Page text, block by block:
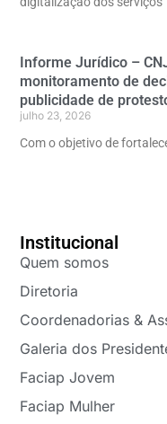
Informe Jurídico –
monitoramento de
publicidade de
julho 23, 2026
Com o objetivo de
Institucional
Quem somos
Diretoria
Coordenadorias &
Galeria dos
Faciap Jovem
Faciap Mulher